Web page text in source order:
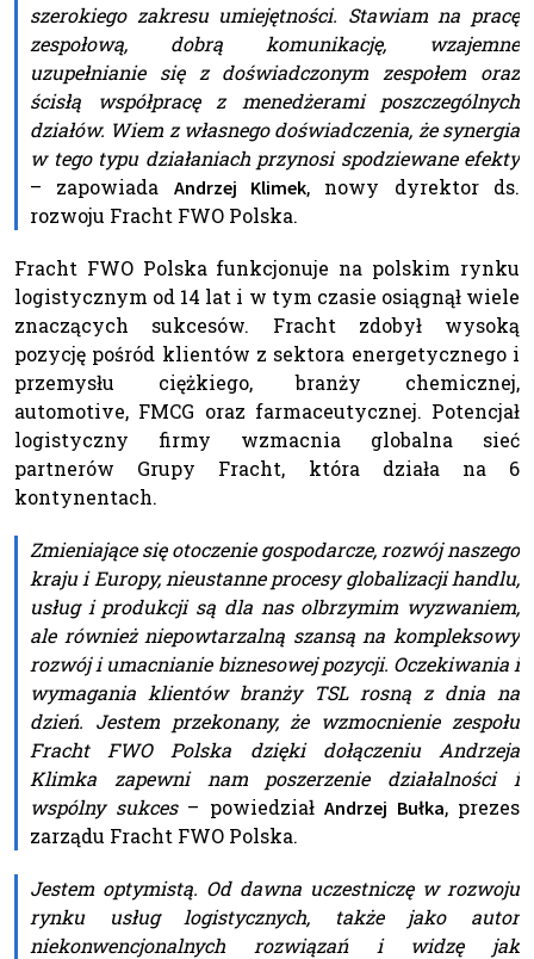
szerokiego zakresu umiejętności. Stawiam na pracę
zespołową, dobrą komunikację, wzajemne
uzupełnianie się z doświadczonym zespołem oraz
ścisłą współpracę z menedżerami poszczególnych
działów. Wiem z własnego doświadczenia, że synergia
w tego typu działaniach przynosi spodziewane efekty
– zapowiada Andrzej Klimek, nowy dyrektor ds.
rozwoju Fracht FWO Polska.
Fracht FWO Polska funkcjonuje na polskim rynku
logistycznym od 14 lat i w tym czasie osiągnął wiele
znaczących sukcesów. Fracht zdobył wysoką
pozycję pośród klientów z sektora energetycznego i
przemysłu ciężkiego, branży chemicznej,
automotive, FMCG oraz farmaceutycznej. Potencjał
logistyczny firmy wzmacnia globalna sieć
partnerów Grupy Fracht, która działa na 6
kontynentach.
Zmieniające się otoczenie gospodarcze, rozwój naszego
kraju i Europy, nieustanne procesy globalizacji handlu,
usług i produkcji są dla nas olbrzymim wyzwaniem,
ale również niepowtarzalną szansą na kompleksowy
rozwój i umacnianie biznesowej pozycji. Oczekiwania i
wymagania klientów branży TSL rosną z dnia na
dzień. Jestem przekonany, że wzmocnienie zespołu
Fracht FWO Polska dzięki dołączeniu Andrzeja
Klimka zapewni nam poszerzenie działalności i
wspólny sukces– powiedział Andrzej Bułka, prezes
zarządu Fracht FWO Polska.
Jestem optymistą. Od dawna uczestniczę w rozwoju
rynku usług logistycznych, także jako autor
niekonwencjonalnych rozwiązań i widzę jak